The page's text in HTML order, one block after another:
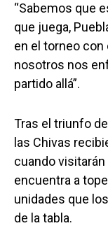
“Sabemos que
que juega,
en el torneo
nosotros nos
partido allá”.
Tras el triunfo
las Chivas
cuando
encuentra a
unidades que
de la tabla.